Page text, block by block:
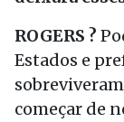
ROGERS ?
Estados e
começar de